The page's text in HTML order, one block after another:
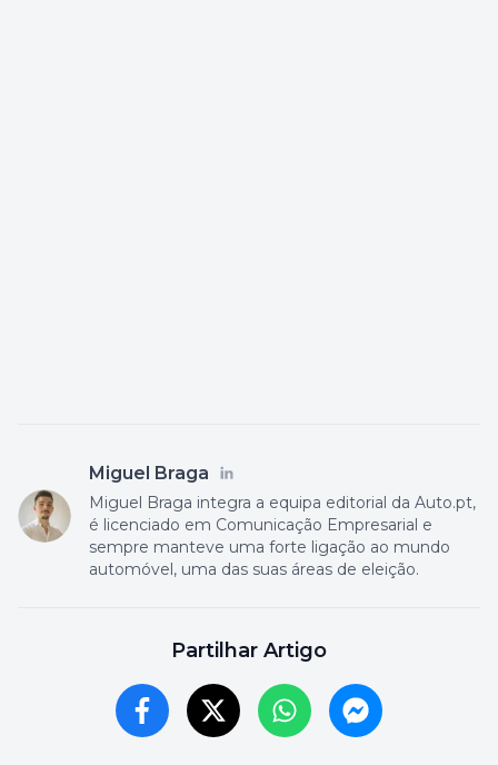
Miguel Braga
Miguel Braga integra a equipa editorial da Auto.pt,
é licenciado em Comunicação Empresarial e
sempre manteve uma forte ligação ao mundo
automóvel, uma das suas áreas de eleição.
Partilhar Artigo